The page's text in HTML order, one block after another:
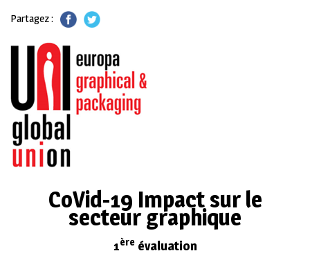
Partagez :
CoVid-19 Impact sur le
secteur graphique
1èreévaluation